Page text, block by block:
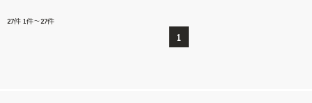
27件 1件～27件
1